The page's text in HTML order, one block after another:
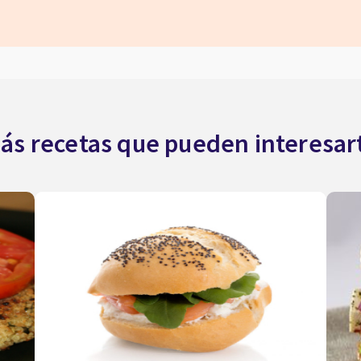
recetas que pueden